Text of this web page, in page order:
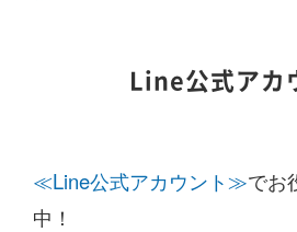
Line公式アカ
≪Line公式アカウント≫でお
中！